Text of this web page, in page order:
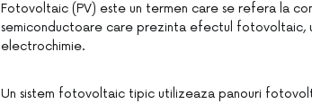
Fotovoltaic (PV) este un termen care se refera la
semiconductoare care prezinta efectul fotovoltaic,
electrochimie.
Un sistem fotovoltaic tipic utilizeaza panouri